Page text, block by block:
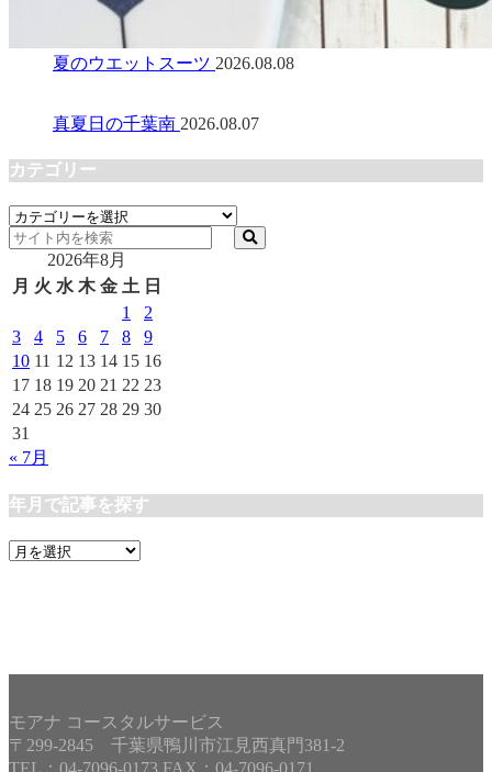
夏のウエットスーツ 2026.08.08
真夏日の千葉南 2026.08.07
カテゴリー
カ
テ
リ
2026年8月
月 火 水 木 金 土 日
1
2
3
4 5 6 7 8
9
10 11 12 13 14 15 16
17 18 19 20 21 22 23
24 25 26 27 28 29 30
31
« 7月
年月で記事を探す
年
モアナ コースタルサービス
〒299-2845 千葉県鴨川市江見西真門381-2
TEL：04-7096-0173 FAX：04-7096-0171